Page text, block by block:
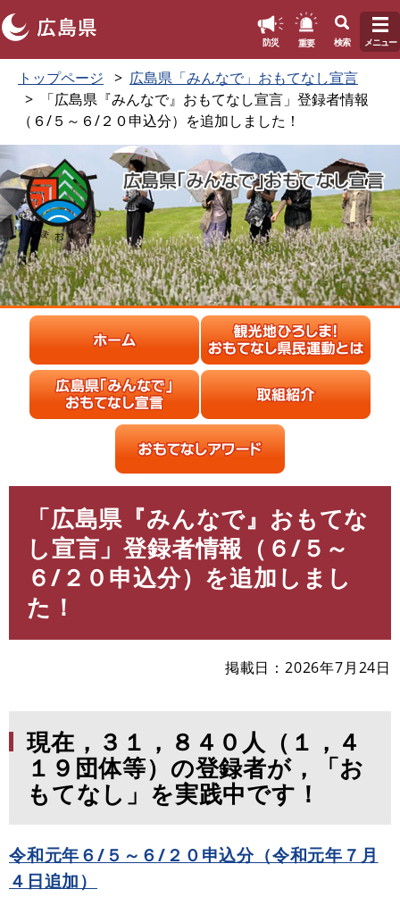
ペ
先
頭
で
す
。
メ
を
飛
ば
し
て
本
文
へ
防災 重要 検索 メニュー
トップページ
広島県「みんなで」おもてなし宣言
「広島県『みんなで』おもてなし宣言」登録者情報
（６/５～６/２０申込分）を追加しました！
「広島県『みんなで』おもてな
し宣言」登録者情報（６/５～
６/２０申込分）を追加しまし
た！
掲載日 2026年7月24日
現在，３１，８４０人（１ ，４
１９団体等）の登録者が，「お
もてなし」を実践中です！
令和元年６/５～６/２０申込分（令和元年７月
４日追加）